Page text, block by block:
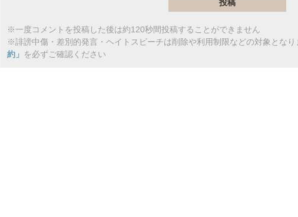
※一度コメントを投稿した後は約120秒間投稿することができません
※誹謗中傷・差別的発言・ヘイトスピーチは削除や利用制限などの対象とな
約」 を必ずご確認ください